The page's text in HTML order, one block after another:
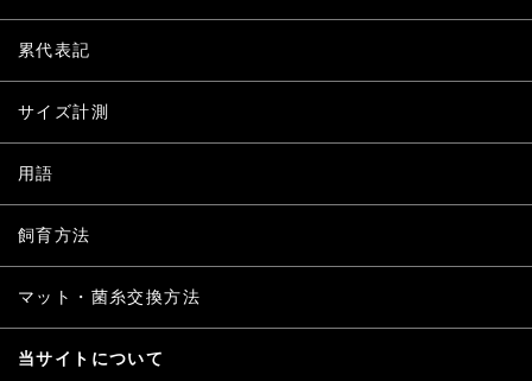
累代表記
サイズ計測
用語
飼育方法
マット・菌糸交換方法
当サイトについて